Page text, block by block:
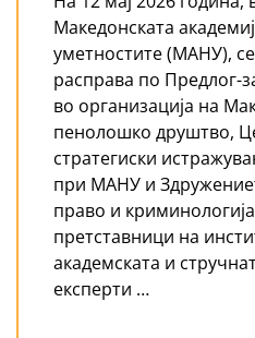
Македонската
уметностите (МАНУ),
расправа по Предлог-
во организација на
пенолошко друштво,
стратегиски
при МАНУ и
право и
претставници на
академската и
експерти …